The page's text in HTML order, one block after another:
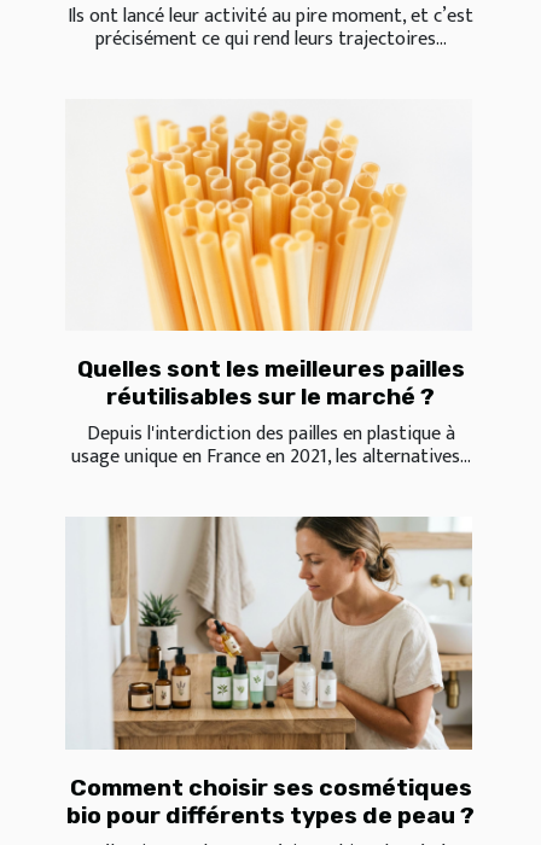
Ils ont lancé leur activité au pire moment, et c’est
précisément ce qui rend leurs trajectoires...
Quelles sont les meilleures pailles
réutilisables sur le marché ?
Depuis l'interdiction des pailles en plastique à
usage unique en France en 2021, les alternatives...
Comment choisir ses cosmétiques
bio pour différents types de peau ?